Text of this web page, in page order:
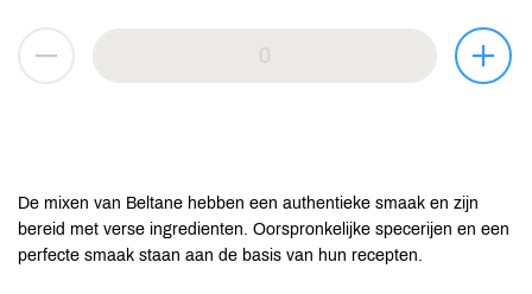
De mixen van Beltane hebben een authentieke smaak en zijn
bereid met verse ingredienten. Oorspronkelijke specerijen en een
perfecte smaak staan aan de basis van hun recepten.